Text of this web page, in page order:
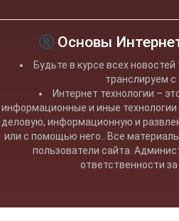
Основы
Будьте в курсе всех новостей
транслируем с
Интернет технологии –
информационные и иные
деловую, информационную и
или с помощью него.. Все
пользователи сайта.
ответственности за